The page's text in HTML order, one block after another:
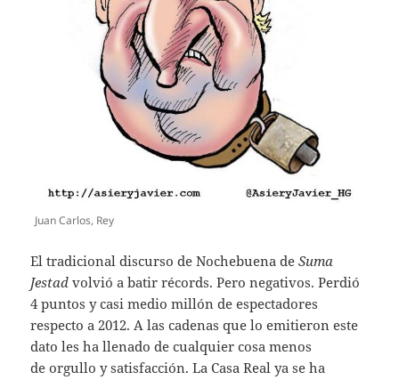
Juan Carlos, Rey
El tradicional discurso de Nochebuena deSuma
Jestad volvió a batir récords. Pero negativos. Perdió
4 puntos y casi medio millón de espectadores
respecto a 2012. A las cadenas que lo emitieron este
dato les ha llenado de cualquier cosa menos
de orgullo y satisfacción. La Casa Real ya se ha